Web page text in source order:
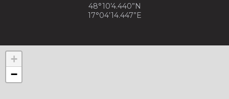
48°10’4.440”N
17°04’14.447”E
+
−